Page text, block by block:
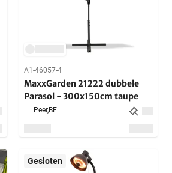
A1-46057-4
MaxxGarden 21222 dubbele
Parasol - 300x150cm taupe
Peer,BE
Gesloten